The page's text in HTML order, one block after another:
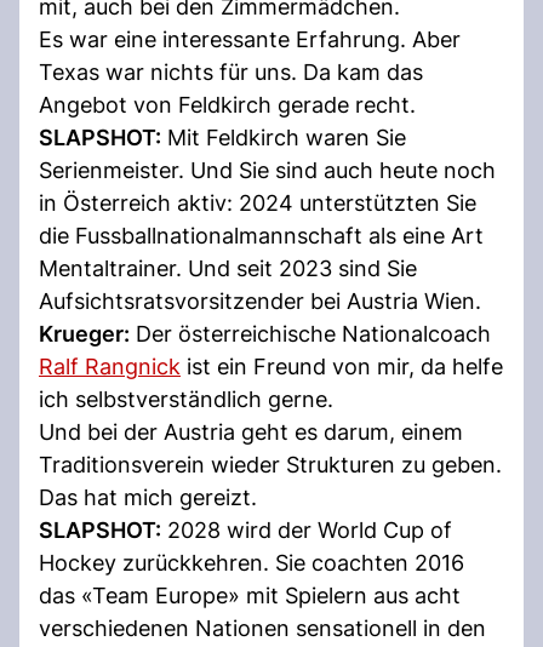
mit, auch bei den Zimmermädchen.
Es war eine interessante Erfahrung. Aber
Texas war nichts für uns. Da kam das
Angebot von Feldkirch gerade recht.
SLAPSHOT: Mit Feldkirch waren Sie
Serienmeister. Und Sie sind auch heute noch
in Österreich aktiv: 2024 unterstützten Sie
die Fussballnationalmannschaft als eine Art
Mentaltrainer. Und seit 2023 sind Sie
Aufsichtsratsvorsitzender bei Austria Wien.
Krueger: Der österreichische Nationalcoach
Ralf Rangnick ist ein Freund von mir, da helfe
ich selbstverständlich gerne.
Und bei der Austria geht es darum, einem
Traditionsverein wieder Strukturen zu geben.
Das hat mich gereizt.
SLAPSHOT: 2028 wird der World Cup of
Hockey zurückkehren. Sie coachten 2016
das «Team Europe» mit Spielern aus acht
verschiedenen Nationen sensationell in den